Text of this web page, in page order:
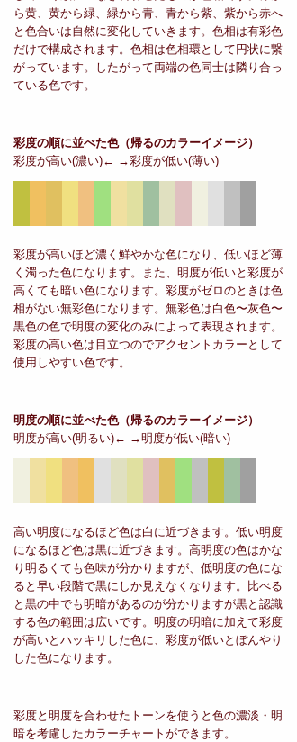
ら黄、黄から緑、緑から青、青から紫、紫から赤へ
と色合いは自然に変化していきます。色相は有彩色
だけで構成されます。色相は色相環として円状に繋
がっています。したがって両端の色同士は隣り合っ
ている色です。
彩度の順に並べた色（帰るのカラーイメージ）
彩度が高い(濃い)← →彩度が低い(薄い)
彩度が高いほど濃く鮮やかな色になり、低いほど薄
く濁った色になります。また、明度が低いと彩度が
高くても暗い色になります。彩度がゼロのときは色
相がない無彩色になります。無彩色は白色〜灰色〜
黒色の色で明度の変化のみによって表現されます。
彩度の高い色は目立つのでアクセントカラーとして
使用しやすい色です。
明度の順に並べた色（帰るのカラーイメージ）
明度が高い(明るい)← →明度が低い(暗い)
高い明度になるほど色は白に近づきます。低い明度
になるほど色は黒に近づきます。高明度の色はかな
り明るくても色味が分かりますが、低明度の色にな
ると早い段階で黒にしか見えなくなります。比べる
と黒の中でも明暗があるのが分かりますが黒と認識
する色の範囲は広いです。明度の明暗に加えて彩度
が高いとハッキリした色に、彩度が低いとぼんやり
した色になります。
彩度と明度を合わせたトーンを使うと色の濃淡・明
暗を考慮したカラーチャートができます。